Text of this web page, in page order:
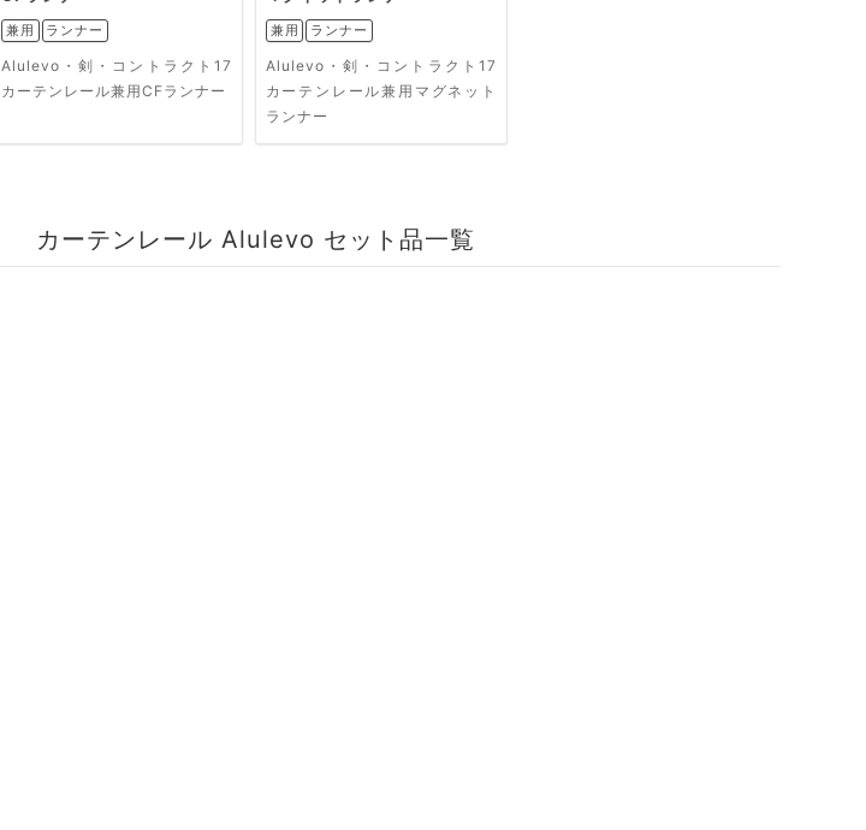
兼用 ランナー
Alulevo・剣・コントラクト17
カーテンレール兼用CFランナー
兼用 ランナー
Alulevo・剣・コントラクト17
カーテンレール兼用マグネット
ランナー
カーテンレール Alulevo セット品一覧